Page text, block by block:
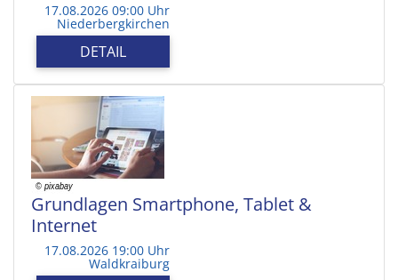
17.08.2026 09:00 Uhr
Niederbergkirchen
DETAIL
Grundlagen Smartphone, Tablet &
Internet
17.08.2026 19:00 Uhr
Waldkraiburg